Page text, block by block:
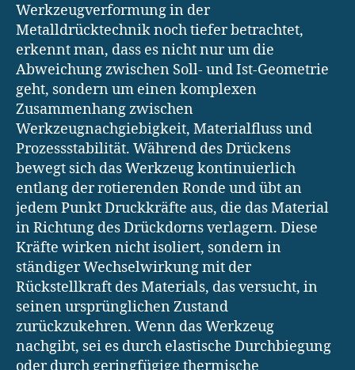
Werkzeugverformung in der
Metalldrücktechnik noch tiefer betrachtet,
erkennt man, dass es nicht nur um die
Abweichung zwischen Soll- und Ist-Geometrie
geht, sondern um einen komplexen
Zusammenhang zwischen
Werkzeugnachgiebigkeit, Materialfluss und
Prozessstabilität. Während des Drückens
bewegt sich das Werkzeug kontinuierlich
entlang der rotierenden Ronde und übt an
jedem Punkt Druckkräfte aus, die das Material
in Richtung des Drückdorns verlagern. Diese
Kräfte wirken nicht isoliert, sondern in
ständiger Wechselwirkung mit der
Rückstellkraft des Materials, das versucht, in
seinen ursprünglichen Zustand
zurückzukehren. Wenn das Werkzeug
nachgibt, sei es durch elastische Durchbiegung